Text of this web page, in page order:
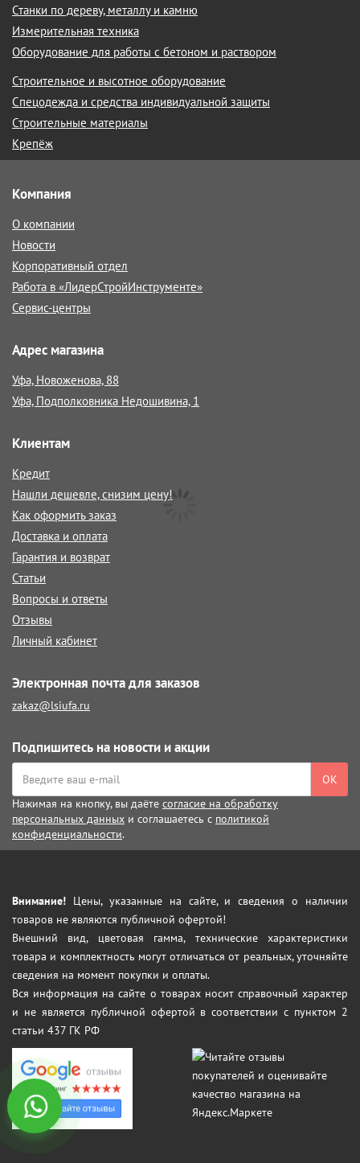
Станки по дереву, металлу и камню
Измерительная техника
Оборудование для работы с бетоном и раствором
Строительное и высотное оборудование
Спецодежда и средства индивидуальной защиты
Строительные материалы
Крепёж
Компания
О компании
Новости
Корпоративный отдел
Работа в «ЛидерСтройИнструменте»
Сервис-центры
Адрес магазина
Уфа, Новоженова, 88
Уфа, Подполковника Недошивина, 1
Клиентам
Кредит
Нашли дешевле, снизим цену!
Как оформить заказ
Доставка и оплата
Гарантия и возврат
Статьи
Вопросы и ответы
Отзывы
Личный кабинет
Электронная почта для заказов
zakaz@lsiufa.ru
Подпишитесь на новости и акции
ОК
Нажимая на кнопку, вы даёте согласие на обработку
персональных данных и соглашаетесь с политикой
конфиденциальности.
Внимание! Цены, указанные на сайте, и сведения о наличии
товаров не являются публичной офертой!
Внешний вид, цветовая гамма, технические характеристики
товара и комплектность могут отличаться от реальных, уточняйте
сведения на момент покупки и оплаты.
Вся информация на сайте о товарах носит справочный характер
и не является публичной офертой в соответствии с пунктом 2
статьи 437 ГК РФ